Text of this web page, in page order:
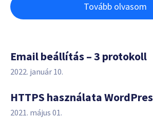
Tovább olvasom
Email beállítás – 3 protokoll
2022. január 10.
HTTPS használata
2021. május 01.